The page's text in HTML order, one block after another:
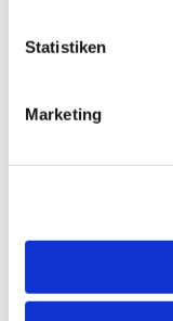
Statistiken
Marketing